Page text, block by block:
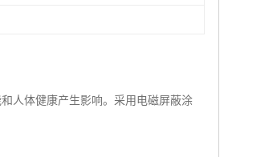
人体健康产生影响。采用电磁屏蔽涂